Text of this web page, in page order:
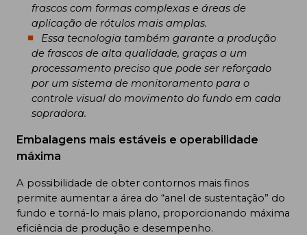
frascos com formas complexas e áreas de
aplicação de rótulos mais amplas.
Essa tecnologia também garante a produção
de frascos de alta qualidade, graças a um
processamento preciso que pode ser reforçado
por um sistema de monitoramento para o
controle visual do movimento do fundo em cada
sopradora.
Embalagens mais estáveis e operabilidade
máxima
A possibilidade de obter contornos mais finos
permite aumentar a área do “anel de sustentação” do
fundo e torná-lo mais plano, proporcionando máxima
eficiência de produção e desempenho.